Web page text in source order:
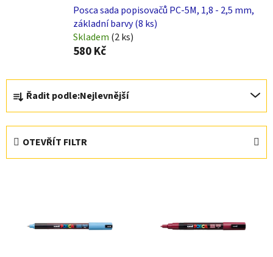
Posca sada popisovačů PC-5M, 1,8 - 2,5 mm,
základní barvy (8 ks)
Skladem (2 ks)
580 Kč
Ř
a
z
Řadit podle:Nejlevnější
OTEVŘÍT FILTR